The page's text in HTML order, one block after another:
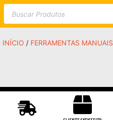
INÍCIO / FERRAMENTAS MANUAIS